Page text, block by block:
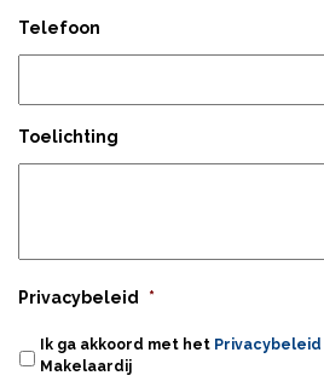
Telefoon
Toelichting
Privacybeleid *
Ik ga akkoord met het Privacybeleid
Makelaardij